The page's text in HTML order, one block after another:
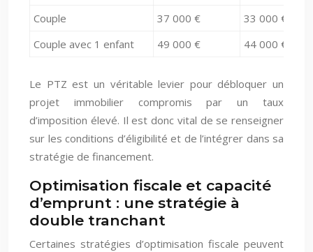
Couple
37 000 € 33 000 €
Couple avec 1 enfant
49 000 € 44 000 €
Le PTZ est un véritable levier pour débloquer un
projet immobilier compromis par un taux
d’imposition élevé. Il est donc vital de se renseigner
sur les conditions d’éligibilité et de l’intégrer dans sa
stratégie de financement.
Optimisation fiscale et capacité
d’emprunt : une stratégie à
double tranchant
Certaines stratégies d’optimisation fiscale peuvent